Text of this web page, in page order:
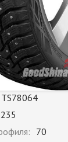
TS78064
235
70